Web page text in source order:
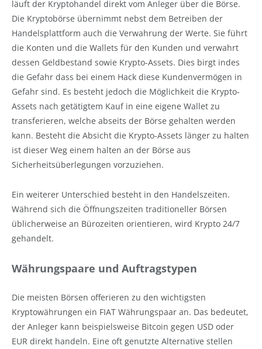
läuft der Kryptohandel direkt vom Anleger über die Börse.
Die Kryptobörse übernimmt nebst dem Betreiben der
Handelsplattform auch die Verwahrung der Werte. Sie führt
die Konten und die Wallets für den Kunden und verwahrt
dessen Geldbestand sowie Krypto-Assets. Dies birgt indes
die Gefahr dass bei einem Hack diese Kundenvermögen in
Gefahr sind. Es besteht jedoch die Möglichkeit die Krypto-
Assets nach getätigtem Kauf in eine eigene Wallet zu
transferieren, welche abseits der Börse gehalten werden
kann. Besteht die Absicht die Krypto-Assets länger zu halten
ist dieser Weg einem halten an der Börse aus
Sicherheitsüberlegungen vorzuziehen.
Ein weiterer Unterschied besteht in den Handelszeiten.
Während sich die Öffnungszeiten traditioneller Börsen
üblicherweise an Bürozeiten orientieren, wird Krypto 24/7
gehandelt.
Währungspaare und Auftragstypen
Die meisten Börsen offerieren zu den wichtigsten
Kryptowährungen ein FIAT Währungspaar an. Das bedeutet,
der Anleger kann beispielsweise Bitcoin gegen USD oder
EUR direkt handeln. Eine oft genutzte Alternative stellen